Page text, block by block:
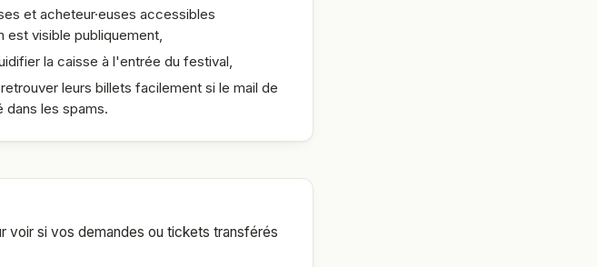
et acheteur·euses accessibles
est visible publiquement,
la caisse à l'entrée du festival,
leurs billets facilement si le mail de
dans les spams.
voir si vos demandes ou tickets transférés